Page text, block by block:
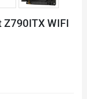
WIFI